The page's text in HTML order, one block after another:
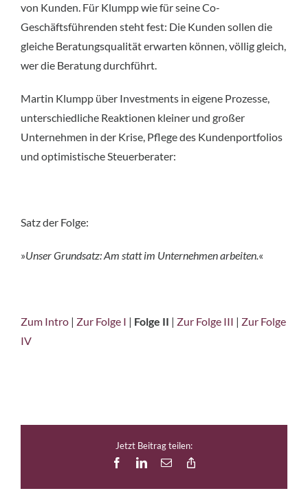
von Kunden. Für Klumpp wie für seine Co-
Geschäftsführenden steht fest: Die Kunden sollen die
gleiche Beratungsqualität erwarten können, völlig gleich,
wer die Beratung durchführt.
Martin Klumpp über Investments in eigene Prozesse,
unterschiedliche Reaktionen kleiner und großer
Unternehmen in der Krise, Pflege des Kundenportfolios
und optimistische Steuerberater:
Satz der Folge:
»Unser Grundsatz: Am statt im Unternehmen arbeiten.«
Zum Intro | Zur Folge I | Folge II | Zur Folge III | Zur Folge
IV
Jetzt Beitrag teilen:
FacebookLinkedIn
E-